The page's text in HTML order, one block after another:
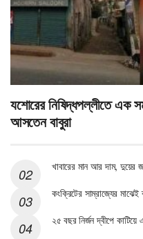
যশোরের নিষিদ্ধপল্লীতে এক
আসতেন বাবুরা
খাবারের মান আর দাম, দুয়ের
কংক্রিটের সাম্রাজ্যের মাঝেই
২৫ বছর নির্জন দ্বীপে